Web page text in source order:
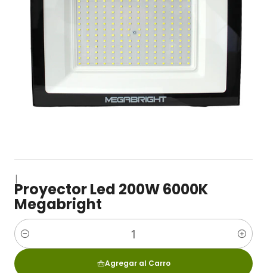
|
Proyector Led 200W 6000K
Megabright
Cantidad
Agregar al Carro